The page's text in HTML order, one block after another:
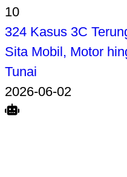
10
324 Kasus 3C
Sita Mobil, Motor
Tunai
2026-06-02